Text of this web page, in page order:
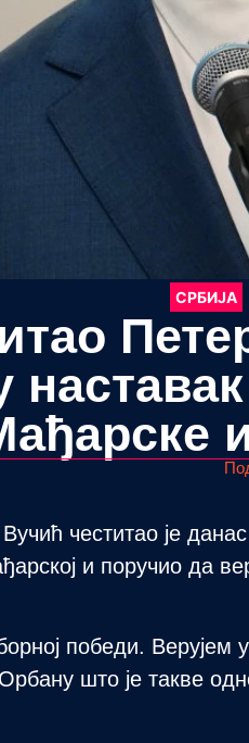
СРБИЈА
честитао је
и поручио да
победи.
што је такве